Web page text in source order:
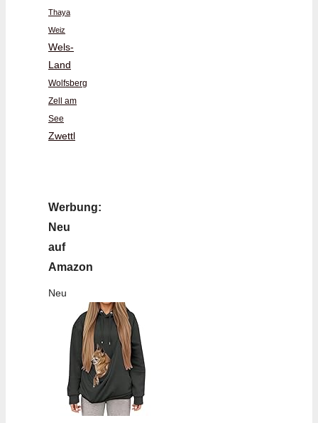
Thaya
Weiz
Wels-
Land
Wolfsberg
Zell am
See
Zwettl
Werbung:
Neu
auf
Amazon
Neu